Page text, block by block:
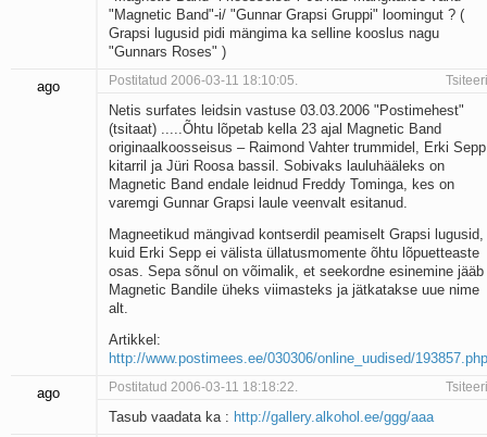
Perekondlik
Kassimäng
Läänemere lained
Kaks pihtimust
Ahtumine
Braueri lint
"Magnetic Band"-i/ "Gunnar Grapsi Gruppi" loomingut ? (
Grapsi lugusid pidi mängima ka selline kooslus nagu
"Gunnars Roses" )
ago Postitatud 2006-03-11 18:10:05. Tsiteeri
Netis surfates leidsin vastuse 03.03.2006 "Postimehest"
(tsitaat) .....Õhtu lõpetab kella 23 ajal Magnetic Band
originaalkoosseisus – Raimond Vahter trummidel, Erki Sepp
kitarril ja Jüri Roosa bassil. Sobivaks lauluhääleks on
Magnetic Band endale leidnud Freddy Tominga, kes on
varemgi Gunnar Grapsi laule veenvalt esitanud.
Magneetikud mängivad kontserdil peamiselt Grapsi lugusid,
kuid Erki Sepp ei välista üllatusmomente õhtu lõpuetteaste
osas. Sepa sõnul on võimalik, et seekordne esinemine jääb
Magnetic Bandile üheks viimasteks ja jätkatakse uue nime
alt.
Artikkel:
http://www.postimees.ee/030306/online_uudised/193857.php
ago Postitatud 2006-03-11 18:18:22. Tsiteeri
Tasub vaadata ka : http://gallery.alkohol.ee/ggg/aaa